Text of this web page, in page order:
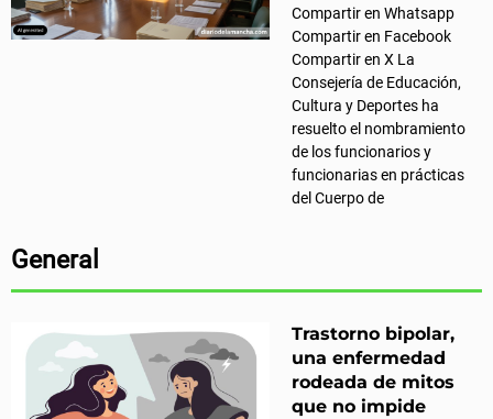
Compartir en Whatsapp
Compartir en Facebook
Compartir en X La
Consejería de Educación,
Cultura y Deportes ha
resuelto el nombramiento
de los funcionarios y
funcionarias en prácticas
del Cuerpo de
General
Trastorno bipolar,
una enfermedad
rodeada de mitos
que no impide